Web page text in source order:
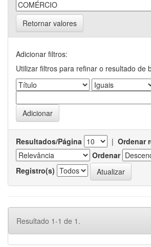
Retornar valores
Adicionar filtros:
Utilizar filtros para refinar o resultado de
Resultados/Página | Ordenar
Ordenar
Registro(s)
Resultado 1-1 de 1.